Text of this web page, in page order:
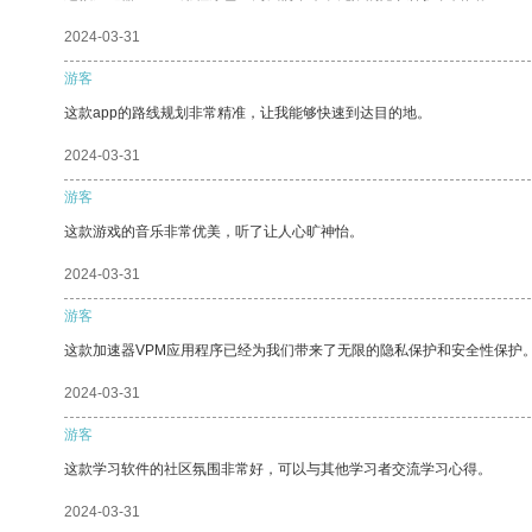
2024-03-31
游客
这款app的路线规划非常精准，让我能够快速到达目的地。
2024-03-31
游客
这款游戏的音乐非常优美，听了让人心旷神怡。
2024-03-31
游客
这款加速器VPM应用程序已经为我们带来了无限的隐私保护和安全性保护
2024-03-31
游客
这款学习软件的社区氛围非常好，可以与其他学习者交流学习心得。
2024-03-31